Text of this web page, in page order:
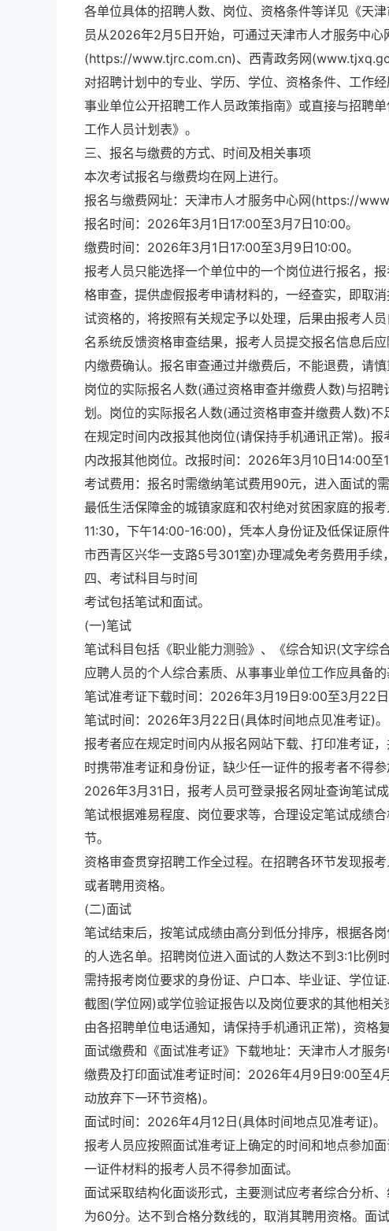
各单位具体的招聘人数、岗位、资格条件等详见《天
员从2026年2月5日开始，可通过天津市人才服务中
(https://www.tjrc.com.cn)、西青政务网
对招聘计划中的专业、学历、学位、资格条件、工作
事业单位公开招聘工作人员政策指南》或直接与招聘
工作人员计划表》。
三、报名与缴费的方式、时间及相关事项
本次考试报名与缴费均在网上进行。
报名与缴费网址：天津市人才服务中心网(https://
报名时间：2026年3月1日17:00至3月7日10:00。
缴费时间：2026年3月1日17:00至3月9日10:00。
报考人员只能选择一个单位中的一个岗位进行报名，
格审查，提供虚假报考申请材料的，一经查实，即取
试资格的，将按照有关规定予以处理，后果由报考人
名系统反馈资格审查结果，报考人员提交报名信息后
内缴费确认。报名审查通过并缴费后，不能退费，请慎
岗位的实际报名人数(通过资格审查并缴费人数)与招
划。岗位的实际报名人数(通过资格审查并缴费人数)
在规定时间内改报其他岗位(请保持手机通讯正常)。
内改报其他岗位。改报时间：2026年3月10日14:00至
考试费用：报名时需缴纳笔试费用90元，进入面试的
最低生活保障金的城镇家庭和农村绝对贫困家庭的
11:30，下午14:00-16:00)，凭本人身份证及低保证原
市西青区兴华一支路5号301室)办理减免考务费用手续
四、考试科目与时间
考试包括笔试和面试。
(一)笔试
笔试科目包括《职业能力测验》、《综合知识(文字综
应聘人员的个人综合素质、从事事业单位工作应具备
笔试准考证下载时间：2026年3月19日9:00至3月22日
笔试时间：2026年3月22日(具体时间地点见准考证)。
报考者应在规定时间内从报名网站下载、打印准考证
时携带准考证和身份证，缺少任一证件的报考者不得参
2026年3月31日，报考人员可登录报名网址查询笔试成
笔试根据难易程度、岗位要求等，合理设定笔试成绩
节。
资格审查贯穿招聘工作全过程。在招聘各环节发现报
或者聘用资格。
(二)面试
笔试结束后，按笔试成绩由高分到低分排序，根据各
的人选名单。招聘岗位进入面试的人数达不到3:1比例
需持报考岗位要求的身份证、户口本、毕业证、学位
截图(学位网)或学位验证报告以及岗位要求的其他相
由各招聘单位电话通知，请保持手机通讯正常)，资格
面试缴费和《面试准考证》下载地址：天津市人才
缴费及打印面试准考证时间：2026年4月9日9:00至4
动放弃下一环节资格)。
面试时间：2026年4月12日(具体时间地点见准考证)。
报考人员应按照面试准考证上确定的时间和地点参加
一证件材料的报考人员不得参加面试。
面试采取结构化面谈形式，主要测试应考者综合分析
为60分。达不到合格分数线的，取消其聘用资格。面试